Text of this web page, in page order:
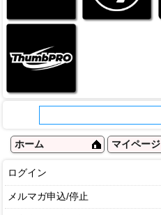
ホーム マイページ
ログイン
メルマガ申込/停止